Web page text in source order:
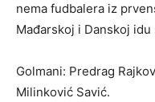
nema fudbalera iz
Mađarskoj i Danskoj
Golmani: Predrag
Milinković Savić.